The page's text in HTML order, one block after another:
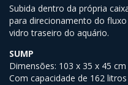
Subida dentro da própria
para direcionamento do
vidro traseiro do aquário.
SUMP
Dimensões: 103 x 35 x 45
Com capacidade de 162 litros